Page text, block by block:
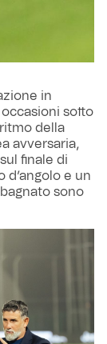
in
sotto
della
avversaria,
finale di
d’angolo e un
sono